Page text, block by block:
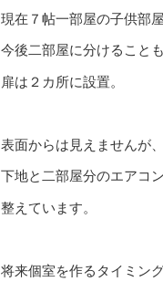
現在７帖一部屋の子供部屋
今後二部屋に分けること
扉は２カ所に設置。
表面からは見えませんが
下地と二部屋分のエアコ
整えています。
将来個室を作るタイミン